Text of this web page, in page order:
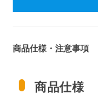
商品仕様・注意事項
商品仕様